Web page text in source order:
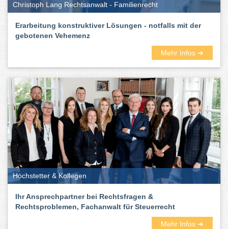
Christoph Lang Rechtsanwalt - Familienrecht
Erarbeitung konstruktiver Lösungen - notfalls mit der
gebotenen Vehemenz
Mehr Infos ➜
Höchstetter & Kollegen
Ihr Ansprechpartner bei Rechtsfragen &
Rechtsproblemen, Fachanwalt für Steuerrecht
Mehr Infos ➜